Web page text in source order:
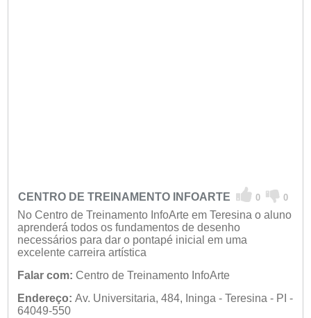
CENTRO DE TREINAMENTO INFOARTE 0 0
No Centro de Treinamento InfoArte em Teresina o aluno
aprenderá todos os fundamentos de desenho
necessários para dar o pontapé inicial em uma
excelente carreira artística
Falar com: Centro de Treinamento InfoArte
Endereço: Av. Universitaria, 484, Ininga - Teresina - PI -
64049-550